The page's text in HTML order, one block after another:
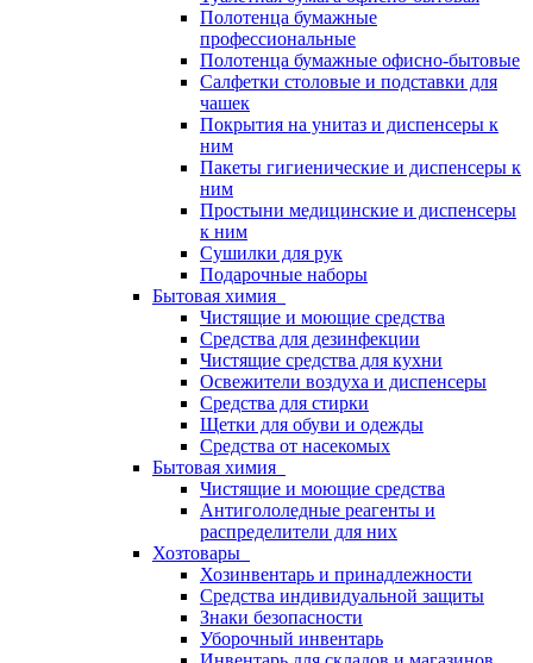
Полотенца бумажные
профессиональные
Полотенца бумажные офисно-бытовые
Салфетки столовые и подставки для
чашек
Покрытия на унитаз и диспенсеры к
ним
Пакеты гигиенические и диспенсеры к
ним
Простыни медицинские и диспенсеры
к ним
Сушилки для рук
Подарочные наборы
Бытовая химия
Чистящие и моющие средства
Средства для дезинфекции
Чистящие средства для кухни
Освежители воздуха и диспенсеры
Средства для стирки
Щетки для обуви и одежды
Средства от насекомых
Бытовая химия
Чистящие и моющие средства
Антигололедные реагенты и
распределители для них
Хозтовары
Хозинвентарь и принадлежности
Средства индивидуальной защиты
Знаки безопасности
Уборочный инвентарь